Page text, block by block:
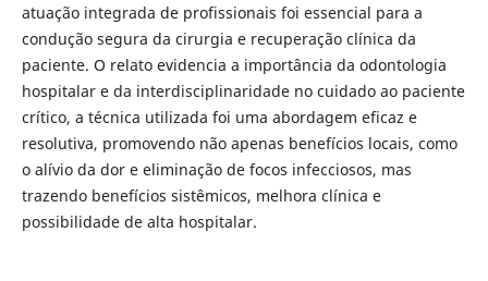
atuação integrada de profissionais foi essencial para a
condução segura da cirurgia e recuperação clínica da
paciente. O relato evidencia a importância da odontologia
hospitalar e da interdisciplinaridade no cuidado ao paciente
crítico, a técnica utilizada foi uma abordagem eficaz e
resolutiva, promovendo não apenas benefícios locais, como
o alívio da dor e eliminação de focos infecciosos, mas
trazendo benefícios sistêmicos, melhora clínica e
possibilidade de alta hospitalar.